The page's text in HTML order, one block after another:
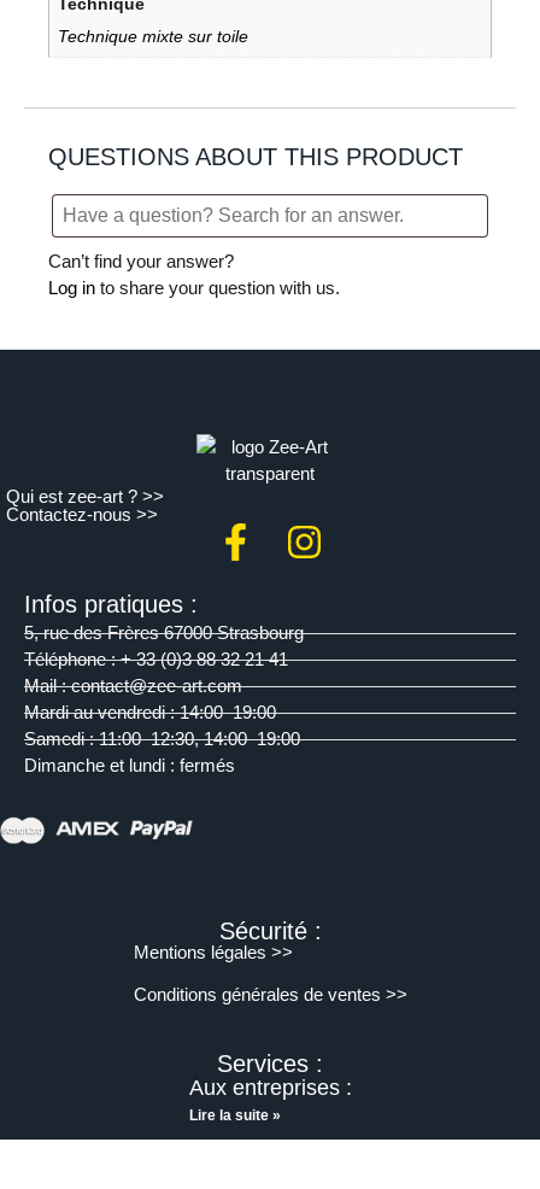
Technique
Technique mixte sur toile
QUESTIONS ABOUT THIS PRODUCT
Can’t find your answer?
Log in to share your question with us.
Qui est zee-art ? >>
Contactez-nous >>
Infos pratiques :
5, rue des Frères 67000 Strasbourg
Téléphone : + 33 (0)3 88 32 21 41
Mail : contact@zee-art.com
Mardi au vendredi : 14:00–19:00
Samedi : 11:00–12:30, 14:00–19:00
Dimanche et lundi : fermés
Sécurité :
Mentions légales >>
Conditions générales de ventes >>
Services :
Aux entreprises :
Lire la suite »